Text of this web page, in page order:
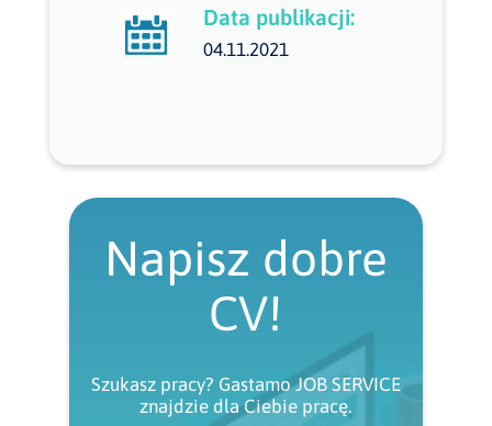
Data publikacji:
04.11.2021
Napisz dobre
CV!
Szukasz pracy? Gastamo JOB SERVICE
znajdzie dla Ciebie pracę.